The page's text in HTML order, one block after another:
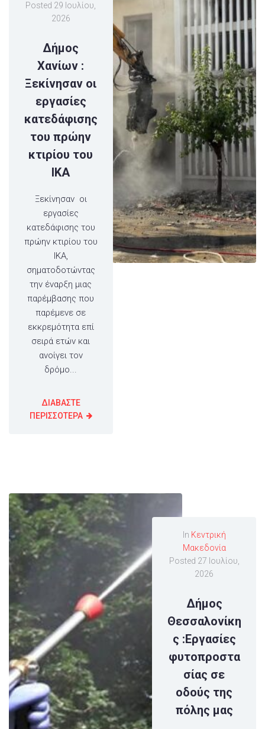
Posted 29 Ιουλίου,
2026
Δήμος
Χανίων :
Ξεκίνησαν οι
εργασίες
κατεδάφισης
του πρώην
κτιρίου του
ΙΚΑ
Ξεκίνησαν οι
εργασίες
κατεδάφισης του
πρώην κτιρίου του
ΙΚΑ,
σηματοδοτώντας
την έναρξη μιας
παρέμβασης που
παρέμενε σε
εκκρεμότητα επί
σειρά ετών και
ανοίγει τον
δρόμο...
ΔΙΑΒΑΣΤΕ
ΠΕΡΙΣΣΟΤΕΡΑ
In Κεντρική
Μακεδονία
Posted 27 Ιουλίου,
2026
Δήμος
Θεσσαλονίκη
ς :Εργασίες
φυτοπροστα
σίας σε
οδούς της
πόλης μας